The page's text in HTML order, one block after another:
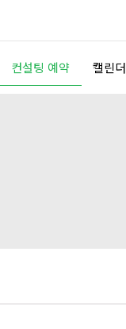
컨설팅 예약 캘린더